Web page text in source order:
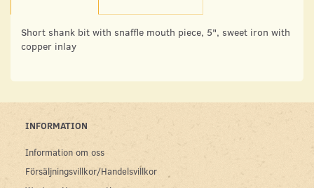
Short shank bit with snaffle mouth piece, 5", sweet iron with
copper inlay
INFORMATION
Information om oss
Försäljningsvillkor/Handelsvillkor